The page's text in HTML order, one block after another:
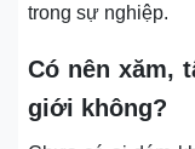
trong sự nghiệp.
Có nên xăm,
giới không?